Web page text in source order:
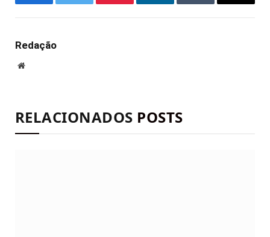
FacebookTwitter Pinterest LinkedInTumblr
E-
Redação
Site
RELACIONADOS POSTS